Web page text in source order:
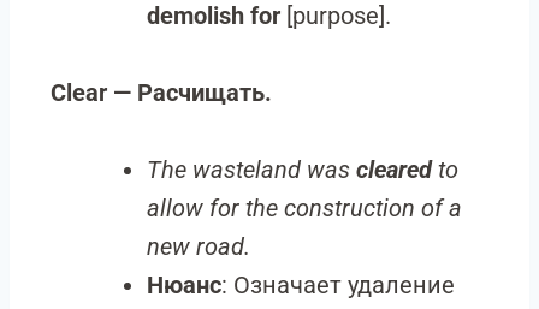
demolish for [purpose].
Clear — Расчищать.
The wasteland was clearedto
allow for the construction of a
new road.
Нюанс: Означает удаление